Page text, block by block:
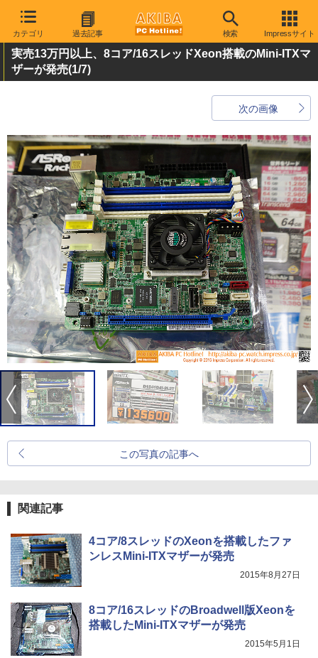
カテゴリ 過去記事 検索 Impressサイト
実売13万円以上、8コア/16スレッドXeon搭載のMini-ITXマ
ザーが発売(1/7)
次の画像
この写真の記事へ
関連記事
4コア/8スレッドのXeonを搭載したファ
ンレスMini-ITXマザーが発売
2015年8月27日
8コア/16スレッドのBroadwell版Xeonを
搭載したMini-ITXマザーが発売
2015年5月1日